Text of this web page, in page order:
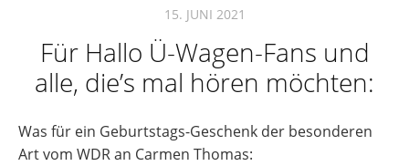
15. JUNI 2021
Für Hallo Ü-Wagen-Fans und
alle, die’s mal hören möchten:
Was für ein Geburtstags-Geschenk der besonderen
Art vom WDR an Carmen Thomas: